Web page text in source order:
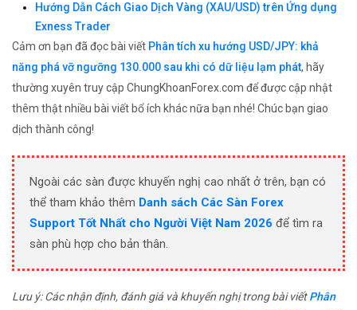
Hướng Dẫn Cách Giao Dịch Vàng (XAU/USD) trên Ứng dụng
Exness Trader
Cảm ơn bạn đã đọc bài viết Phân tích xu hướng USD/JPY: khả
năng phá vỡ ngưỡng 130.000 sau khi có dữ liệu lạm phát, hãy
thường xuyên truy cập ChungKhoanForex.com để được cập nhật
thêm thật nhiều bài viết bổ ích khác nữa bạn nhé! Chúc bạn giao
dịch thành công!
Ngoài các sàn được khuyến nghị cao nhất ở trên, bạn có
thể tham khảo thêm Danh sách Các Sàn Forex
Support Tốt Nhất cho Người Việt Nam 2026 để tìm ra
sàn phù hợp cho bản thân.
Lưu ý: Các nhận định, đánh giá và khuyến nghị trong bài viếtPhân